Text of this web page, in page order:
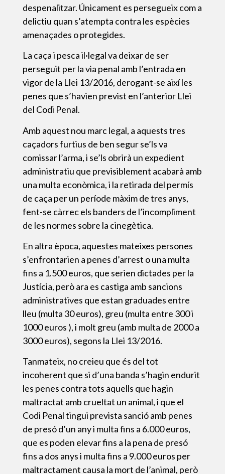
despenalitzar. Únicament es persegueix com a
delictiu quan s’atempta contra les espècies
amenaçades o protegides.
La caça i pesca il·legal va deixar de ser
perseguit per la via penal amb l’entrada en
vigor de la Llei 13/2016, derogant-se així les
penes que s’havien previst en l’anterior Llei
del Codi Penal.
Amb aquest nou marc legal, a aquests tres
caçadors furtius de ben segur se’ls va
comissar l’arma, i se’ls obrirà un expedient
administratiu que previsiblement acabarà amb
una multa econòmica, i la retirada del permís
de caça per un període màxim de tres anys,
fent-se càrrec els banders de l’incompliment
de les normes sobre la cinegètica.
En altra època, aquestes mateixes persones
s’enfrontarien a penes d’arrest o una multa
fins a 1.500 euros, que serien dictades per la
Justícia, però ara es castiga amb sancions
administratives que estan graduades entre
lleu (multa 30 euros), greu (multa entre 300 i
1000 euros ), i molt greu (amb multa de 2000 a
3000 euros), segons la Llei 13/2016.
Tanmateix, no creieu que és del tot
incoherent que si d’una banda s’hagin endurit
les penes contra tots aquells que hagin
maltractat amb crueltat un animal, i que el
Codi Penal tingui prevista sanció amb penes
de presó d’un any i multa fins a 6.000 euros,
que es poden elevar fins a la pena de presó
fins a dos anys i multa fins a 9.000 euros per
maltractament causa la mort de l’animal, però